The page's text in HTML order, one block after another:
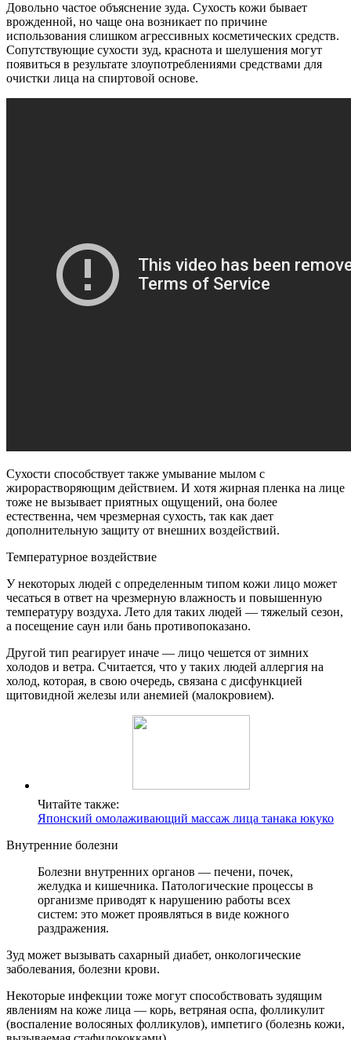
Довольно частое объяснение зуда. Сухость кожи бывает
врожденной, но чаще она возникает по причине
использования слишком агрессивных косметических средств.
Сопутствующие сухости зуд, краснота и шелушения могут
появиться в результате злоупотреблениями средствами для
очистки лица на спиртовой основе.
Сухости способствует также умывание мылом с
жирорастворяющим действием. И хотя жирная пленка на лице
тоже не вызывает приятных ощущений, она более
естественна, чем чрезмерная сухость, так как дает
дополнительную защиту от внешних воздействий.
Температурное воздействие
У некоторых людей с определенным типом кожи лицо может
чесаться в ответ на чрезмерную влажность и повышенную
температуру воздуха. Лето для таких людей — тяжелый сезон,
а посещение саун или бань противопоказано.
Другой тип реагирует иначе — лицо чешется от зимних
холодов и ветра. Считается, что у таких людей аллергия на
холод, которая, в свою очередь, связана с дисфункцией
щитовидной железы или анемией (малокровием).
Читайте также:
Японский омолаживающий массаж лица танака юкуко
Внутренние болезни
Болезни внутренних органов — печени, почек,
желудка и кишечника. Патологические процессы в
организме приводят к нарушению работы всех
систем: это может проявляться в виде кожного
раздражения.
Зуд может вызывать сахарный диабет, онкологические
заболевания, болезни крови.
Некоторые инфекции тоже могут способствовать зудящим
явлениям на коже лица — корь, ветряная оспа, фолликулит
(воспаление волосяных фолликулов), импетиго (болезнь кожи,